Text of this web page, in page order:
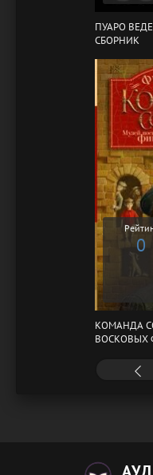
ПУАРО
СБОРНИК
0
КОМАНДА
ВОСКОВЫХ